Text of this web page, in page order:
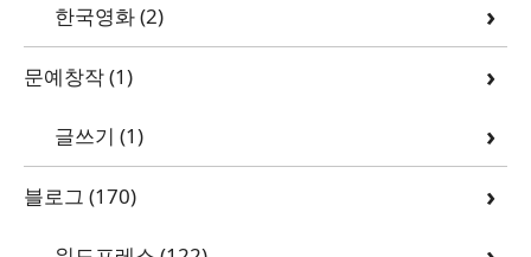
한국영화(2)
문예창작(1)
글쓰기 (1)
블로그 (170)